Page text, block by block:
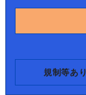
規制等あり